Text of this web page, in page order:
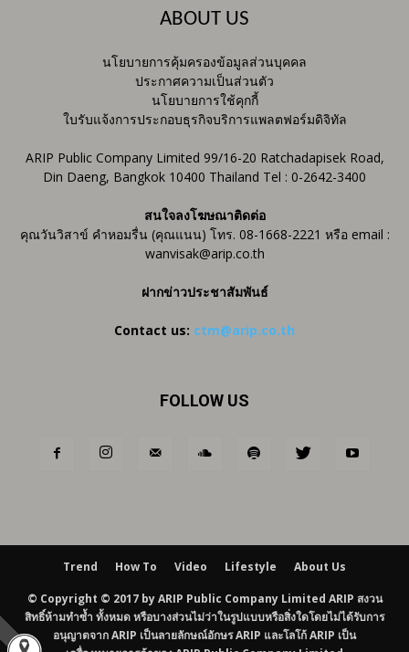
ABOUT US
นโยบายการคุ้มครองข้อมูลส่วนบุคคล
ประกาศความเป็นส่วนตัว
นโยบายการใช้คุกกี้
ใบรับแจ้งการประกอบธุรกิจบริการแพลตฟอร์มดิจิทัล
ARIP Public Company Limited 99/16-20 Ratchadapisek Road,
Din Daeng, Bangkok 10400 Thailand Tel : 0-2642-3400
สนใจลงโฆษณาติดต่อ
คุณวันวิสาข์ คำหอมรื่น (คุณแนน) โทร. 08-1668-2221 หรือ email :
wanvisak@arip.co.th
ฝากข่าวประชาสัมพันธ์
Contact us: ctm@arip.co.th
FOLLOW US
Trend How To Video Lifestyle About Us
© Copyright © 2017 by ARIP Public Company Limited ARIP สงวน
สิทธิ์ห้ามทำซ้ำ ทั้งหมด หรือบางส่วนไม่ว่าในรูปแบบหรือสิ่งใดโดยไม่ได้รับการ
อนุญาตจาก ARIP เป็นลายลักษณ์อักษร ARIP และโลโก้ ARIP เป็น